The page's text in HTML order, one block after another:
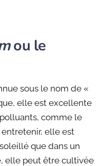
ou le
sous le nom de «
elle est excellente
comme le
elle est
que dans un
elle peut être cultivée